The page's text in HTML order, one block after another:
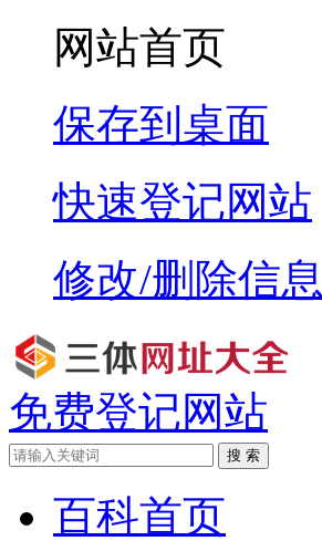
网站首页
保存到桌面
快速登记网站
修改/删除信息
免费登记网站
搜 索
百科首页